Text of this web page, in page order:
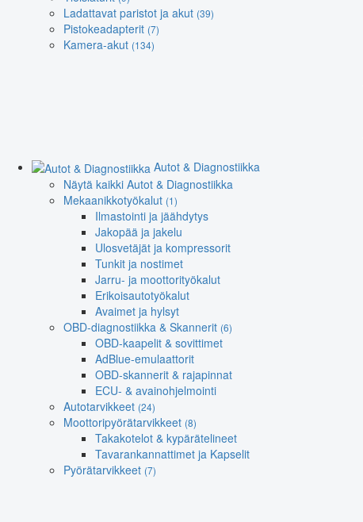
Ladattavat paristot ja akut (39)
Pistokeadapterit (7)
Kamera-akut (134)
Autot & Diagnostiikka
Näytä kaikki Autot & Diagnostiikka
Mekaanikkotyökalut (1)
Ilmastointi ja jäähdytys
Jakopää ja jakelu
Ulosvetäjät ja kompressorit
Tunkit ja nostimet
Jarru- ja moottorityökalut
Erikoisautotyökalut
Avaimet ja hylsyt
OBD-diagnostiikka & Skannerit (6)
OBD-kaapelit & sovittimet
AdBlue-emulaattorit
OBD-skannerit & rajapinnat
ECU- & avainohjelmointi
Autotarvikkeet (24)
Moottoripyörätarvikkeet (8)
Takakotelot & kypärätelineet
Tavarankannattimet ja Kapselit
Pyörätarvikkeet (7)